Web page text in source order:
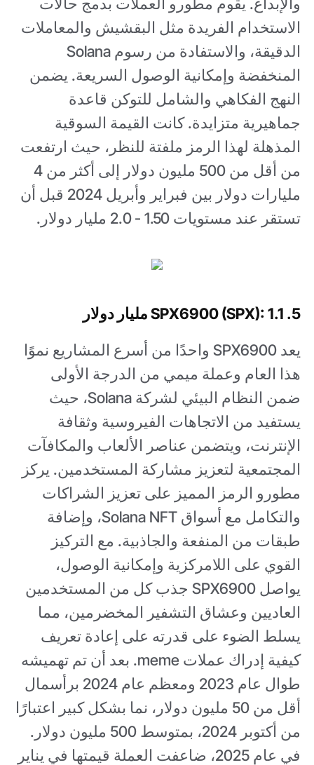
الاستخدام الفريدة مثل البقشيش والمعاملات
الدقيقة، والاستفادة من رسوم Solana
المنخفضة وإمكانية الوصول السريعة. يضمن
النهج الفكاهي والشامل للتوكن قاعدة
جماهيرية متزايدة. كانت القيمة السوقية
المذهلة لهذا الرمز ملفتة للنظر، حيث ارتفعت
من أقل من 500 مليون دولار إلى أكثر من 4
مليارات دولار بين فبراير وأبريل 2024 قبل أن
تستقر عند مستويات 1.50 - 2.0 مليار دولار.
5. SPX6900 (SPX): 1.1 مليار دولار
يعد SPX6900 واحدًا من أسرع المشاريع نموًا
هذا العام وعملة ميمي من الدرجة الأولى
ضمن النظام البيئي لشركة Solana، حيث
يستفيد من الاتجاهات الفيروسية وثقافة
الإنترنت، ويتضمن عناصر الألعاب والمكافآت
المجتمعية لتعزيز مشاركة المستخدمين. يركز
مطورو الرمز المميز على تعزيز الشراكات
والتكامل مع أسواق Solana NFT، وإضافة
طبقات من المنفعة والجاذبية. مع التركيز
القوي على اللامركزية وإمكانية الوصول،
يواصل SPX6900 جذب كل من المستخدمين
العاديين وعشاق التشفير المخضرمين، مما
يسلط الضوء على قدرته على إعادة تعريف
كيفية إدراك عملات meme. بعد أن تم تهميشه
طوال عام 2023 ومعظم عام 2024 برأسمال
أقل من 50 مليون دولار، نما بشكل كبير اعتبارًا
من أكتوبر 2024، بمتوسط 500 مليون دولار.
في عام 2025، ضاعفت العملة قيمتها في يناير